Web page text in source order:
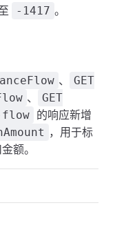
-1417 。
、
GET
、
GET
的响应新增
，用于标
额。